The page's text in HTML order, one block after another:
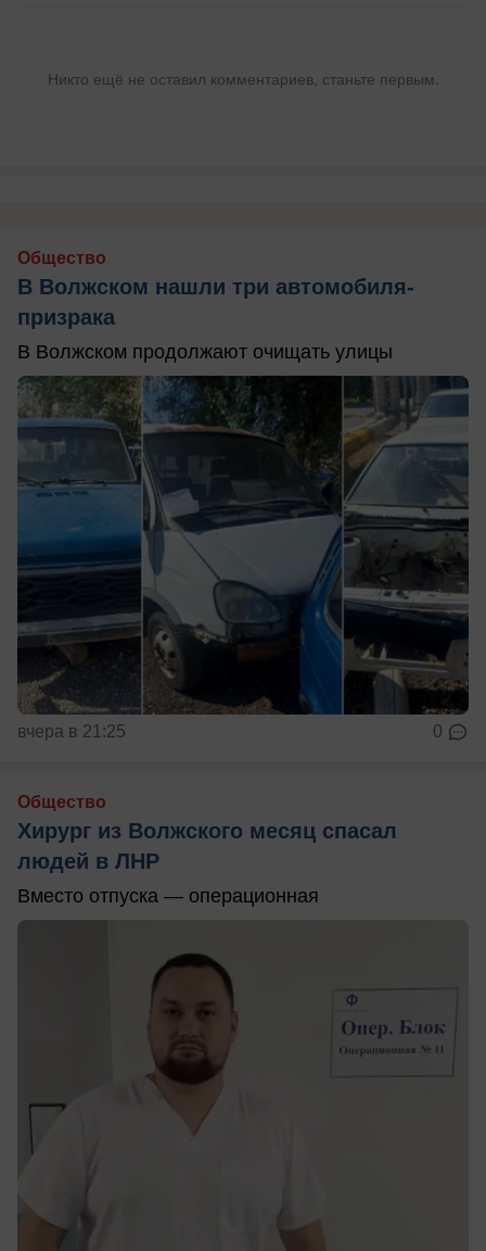
Никто ещё не оставил комментариев, станьте первым.
Общество
В Волжском нашли три автомобиля-
призрака
В Волжском продолжают очищать улицы
вчера в 21:25 0
Общество
Хирург из Волжского месяц спасал
людей в ЛНР
Вместо отпуска — операционная